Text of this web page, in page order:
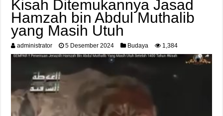
Kisah Ditemukannya Jasad
Hamzah bin Abdul Muthalib
yang Masih Utuh
administrator 5 Desember 2024 Budaya 1,384